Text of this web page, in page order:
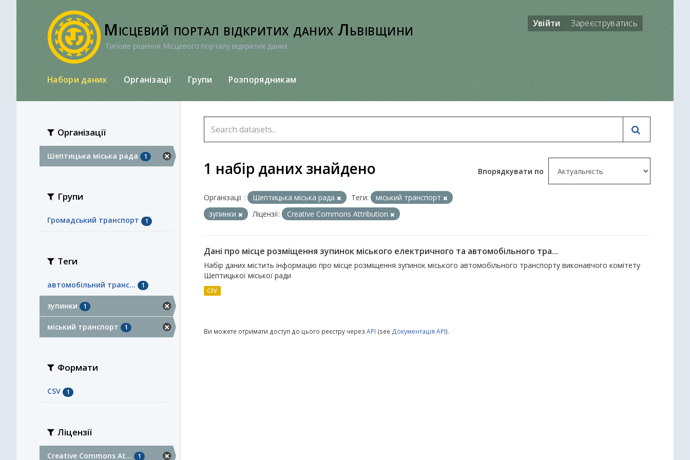
Місцевий портал відкритих даних Львівщини
Типове рішення Місцевого порталу відкритих даних
Увійти Зареєструватись
Набори даних Організації Групи Розпорядникам
Організації
Шептицька міська рада 1
Групи
Громадський транспорт 1
Теги
автомобільний транс... 1
зупинки 1
міський транспорт 1
Формати
CSV 1
Ліцензії
Creative Commons At... 1
Впорядкувати по
1 набір даних знайдено
Організації : Шептицька міська рада Теги:
міський транспорт
зупинки
Ліцензії: Creative Commons Attribution
Дані про місце розміщення зупинок міського електричного та автомобільного тра...
Набір даних містить інформацію про місце розміщення зупинок міського автомобільного транспорту виконавчого комітету
Шептицької міської ради
CSV
Ви можете отримати доступ до цього реєстру через API (see Документація API).